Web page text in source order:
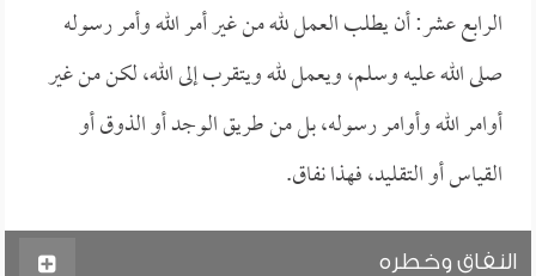
الرابع عشر: أن يطلب العمل لله من غير أمر الله وأمر رسوله
صلى الله عليه وسلم، ويعمل لله ويتقرب إلى الله، لكن من غير
أوامر الله وأوامر رسوله، بل من طريق الوجد أو الذوق أو
القياس أو التقليد، فهذا نفاق.
النفاق وخطره